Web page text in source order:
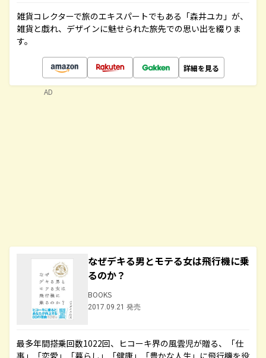
雑貨コレクターで旅のエキスパートでもある「森井ユカ」が、
雑貨と戯れ、デザインに魅せられた旅先での思い出を綴りま
す。
詳細を見る
なぜデキる男とモテる女は飛行機に乗
るのか？
BOOKS
2017.09.21 発売
最多年間搭乗回数1022回、ヒコーキ界の風雲児が贈る、「仕
事」「恋愛」「暮らし」「健康」「豊かな人生」に飛行機を役
AD